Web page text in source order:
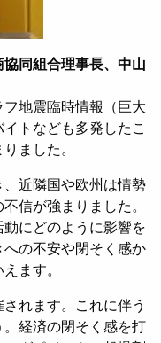
同組合理事長、中山
地震臨時情報（巨大
トなども多発したこ
ました。
近隣国や欧州は情勢
信が強まりました。
にどのように影響を
の不安や閉そく感か
ます。
れます。これに伴う
経済の閉そく感を打